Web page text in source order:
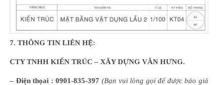
7. THÔNG TIN LIÊN HỆ:
CTY TNHH KIẾN TRÚC – XÂY DỰNG VĂN HƯNG.
– Điện thọai : 0901-835-397 (Bạn vui lòng gọi để được báo giá